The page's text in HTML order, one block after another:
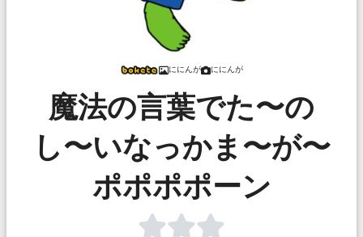
ににんが ににんが
魔法の言葉でた〜の
し〜いなっかま〜が〜
ポポポポーン